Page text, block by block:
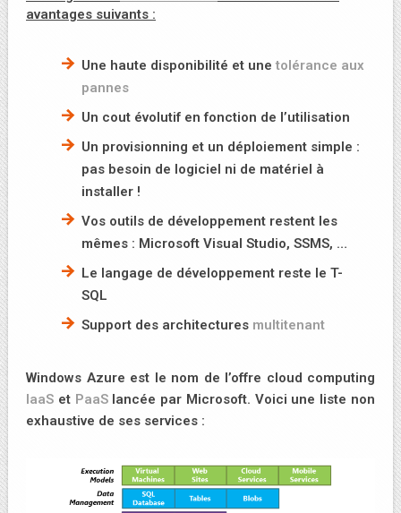
avantages suivants :
Une haute disponibilité et une tolérance aux
pannes
Un cout évolutif en fonction de l’utilisation
Un provisionning et un déploiement simple :
pas besoin de logiciel ni de matériel à
installer !
Vos outils de développement restent les
mêmes : Microsoft Visual Studio, SSMS, …
Le langage de développement reste le T-
SQL
Support des architectures multitenant
Windows Azure est le nom de l’offre cloud computing
IaaS et PaaSlancée par Microsoft. Voici une liste non
exhaustive de ses services :